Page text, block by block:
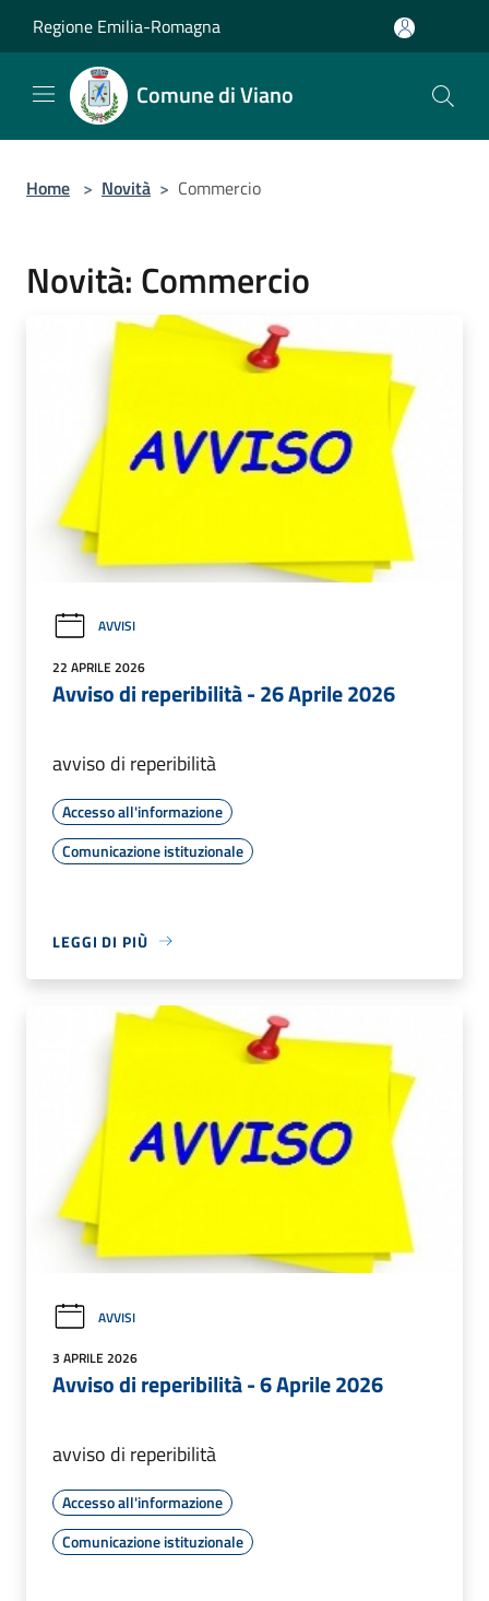
Regione Emilia-Romagna
Comune di Viano
Home > Novità > Commercio
Novità: Commercio
AVVISI
22 APRILE 2026
Avviso di reperibilità - 26 Aprile 2026
avviso di reperibilità
Accesso all'informazione
Comunicazione istituzionale
LEGGI DI PIÙ
AVVISI
3 APRILE 2026
Avviso di reperibilità - 6 Aprile 2026
avviso di reperibilità
Accesso all'informazione
Comunicazione istituzionale